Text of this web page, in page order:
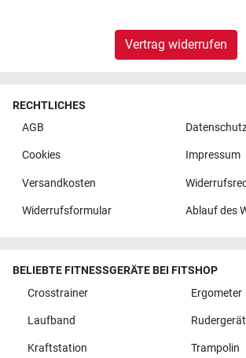
Vertrag widerrufen
RECHTLICHES
AGB
Cookies Impressum
Versandkosten
Widerrufsformular Ablauf des
BELIEBTE FITNESSGERÄTE BEI FITSHOP
Crosstrainer
Ergometer
Laufband Rudergerät
Kraftstation Trampolin